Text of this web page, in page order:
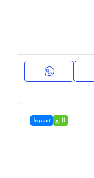
للبيع تقسيط